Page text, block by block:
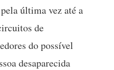
última vez até a
de
do possível
desaparecida